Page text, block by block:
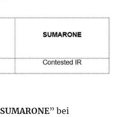
SUMARONE” bei